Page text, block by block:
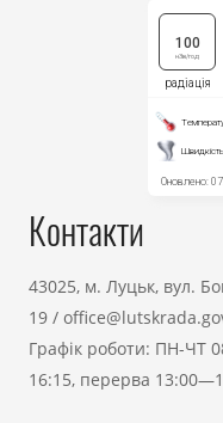
Контакти
43025, м. Луцьк, вул.
19 /
Графік роботи: ПН-ЧТ
16:15, перерва